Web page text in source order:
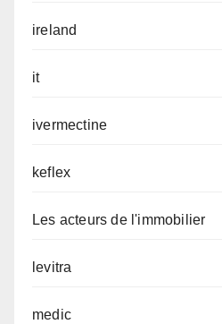
ireland
it
ivermectine
keflex
Les acteurs de l'immobilier
levitra
medic